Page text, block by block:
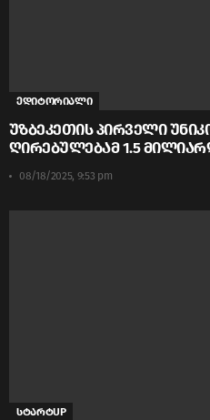
ედიტორიალი
უზბეკეთის პირველი
ღირებულებამ 1.5
08/18/2025, 9:53 pm
სტარტUP